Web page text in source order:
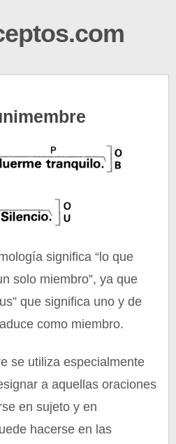
significa “lo que
solo miembro”, ya que
que significa uno y de
como miembro.
se utiliza especialmente
a aquellas oraciones
en sujeto y en
hacerse en las